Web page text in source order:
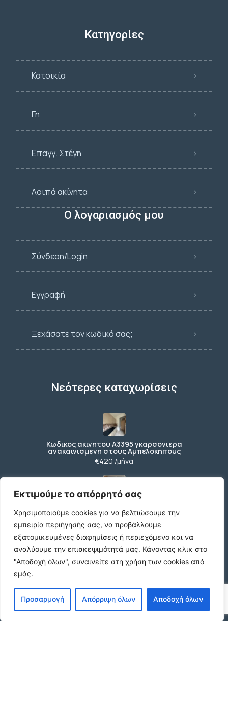
Εκτιμούμε το απόρρητό σας
Χρησιμοποιούμε cookies για να βελτιώσουμε την
εμπειρία περιήγησής σας, να προβάλλουμε
εξατομικευμένες διαφημίσεις ή περιεχόμενο και να
αναλύουμε την επισκεψιμότητά μας. Κάνοντας κλικ στο
"Αποδοχή όλων", συναινείτε στη χρήση των cookies από
εμάς.
Προσαρμογή Απόρριψη όλων Αποδοχή όλων
Κατηγορίες
Κατοικία
Γη
Επαγγ. Στέγη
Λοιπά ακίνητα
Ο λογαριασμός μου
Σύνδεση/Login
Εγγραφή
Ξεχάσατε τον κωδικό σας;
Νεότερες καταχωρίσεις
Κωδικος ακινητου Α3395 γκαρσονιερα
ανακαινισμενη στους Αμπελοκηπους
€420 /μήνα
Αμπελοκηπους
€550 /μήνα
Κωδικος ακινητου 21490 διαμερισμα στην